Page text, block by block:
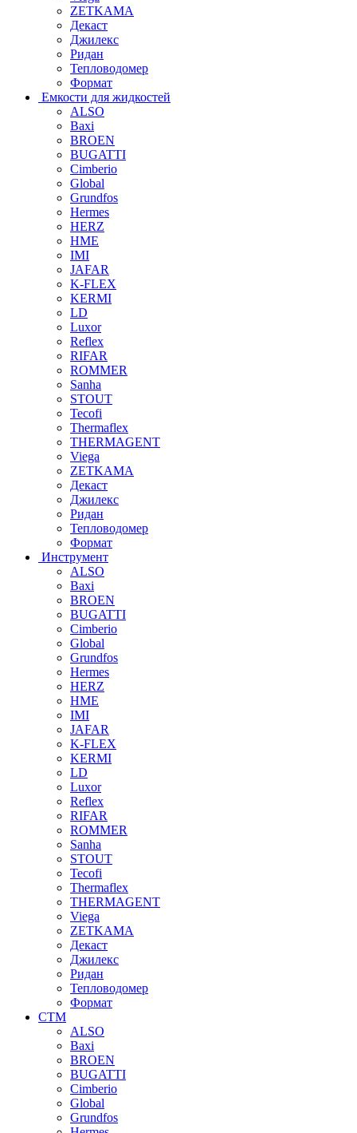
ZETKAMA
Декаст
Джилекс
Ридан
Тепловодомер
Формат
Емкости для жидкостей
ALSO
Baxi
BROEN
BUGATTI
Cimberio
Global
Grundfos
Hermes
HERZ
HME
IMI
JAFAR
K-FLEX
KERMI
LD
Luxor
Reflex
RIFAR
ROMMER
Sanha
STOUT
Tecofi
Thermaflex
THERMAGENT
Viega
ZETKAMA
Декаст
Джилекс
Ридан
Тепловодомер
Формат
Инструмент
ALSO
Baxi
BROEN
BUGATTI
Cimberio
Global
Grundfos
Hermes
HERZ
HME
IMI
JAFAR
K-FLEX
KERMI
LD
Luxor
Reflex
RIFAR
ROMMER
Sanha
STOUT
Tecofi
Thermaflex
THERMAGENT
Viega
ZETKAMA
Декаст
Джилекс
Ридан
Тепловодомер
Формат
СТМ
ALSO
Baxi
BROEN
BUGATTI
Cimberio
Global
Grundfos